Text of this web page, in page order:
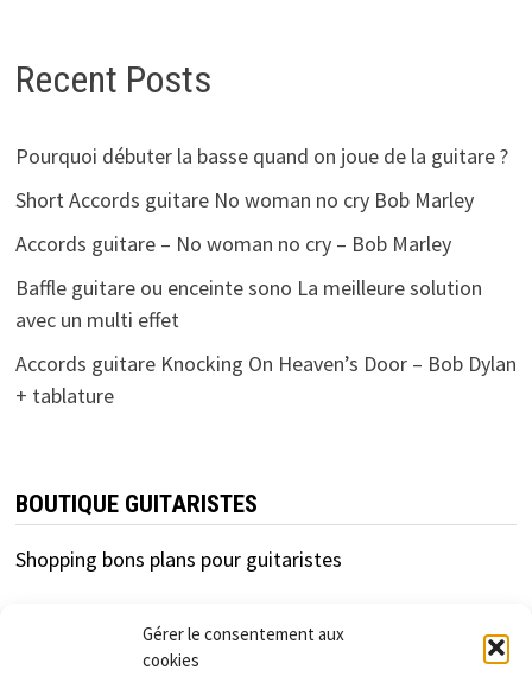
Gérer le consentement aux
cookies
Recent Posts
Pourquoi débuter la basse quand on joue de la guitare ?
Short Accords guitare No woman no cry Bob Marley
Accords guitare – No woman no cry – Bob Marley
Baffle guitare ou enceinte sono La meilleure solution
avec un multi effet
Accords guitare Knocking On Heaven’s Door – Bob Dylan
+ tablature
BOUTIQUE GUITARISTES
Shopping bons plans pour guitaristes